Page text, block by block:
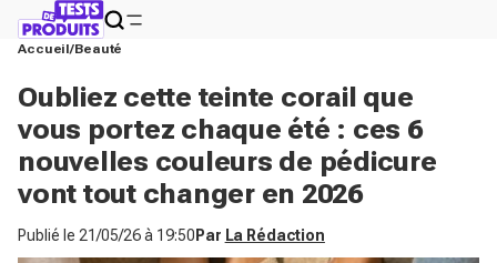
Accueil Beauté
Oubliez cette teinte corail que
vous portez chaque été : ces 6
nouvelles couleurs de pédicure
vont tout changer en 2026
Publié le 21/05/26 à 19:50 Par La Rédaction